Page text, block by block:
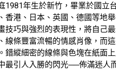
1981年生於新竹，畢業於國立
香港、日本、英國、德國等地
技巧與強烈的表現性，將自己
線條豐富流暢的情感肖像，而
錯縱細密的線條與色塊在紙面
最引人入勝的閃光──佈滿迷人